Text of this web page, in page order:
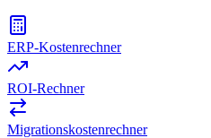
ERP-Kostenrechner
ROI-Rechner
Migrationskostenrechner